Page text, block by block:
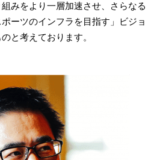
みをより一層加速させ、さらなる
ーツのインフラを目指す」ビジョ
と考えております。